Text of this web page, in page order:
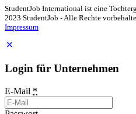
StudentJob International ist eine
2023 StudentJob - Alle Rechte
Impressum
Login für Unternehmen
E-Mail *